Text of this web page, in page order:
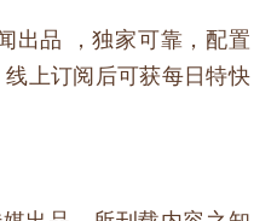
品 ，独家可靠，配置
上订阅后可获每日特快